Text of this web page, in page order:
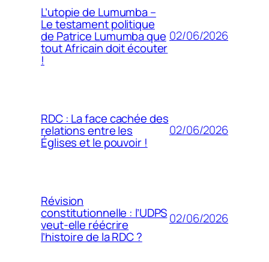
L’utopie de Lumumba –
Le testament politique
de Patrice Lumumba que
tout Africain doit écouter
!
02/06/2026
RDC : La face cachée des
relations entre les
Églises et le pouvoir !
02/06/2026
Révision
constitutionnelle : l’UDPS
veut-elle réécrire
l’histoire de la RDC ?
02/06/2026